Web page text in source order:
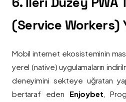
(Service Workers)
Mobil internet ekosisteminin
yerel (native) uygulamaların
deneyimini sekteye uğratan
bertaraf eden Enjoybet ,